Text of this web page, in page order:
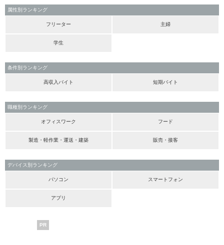
属性別ランキング
フリーター 主婦
学生
条件別ランキング
高収入バイト 短期バイト
職種別ランキング
オフィスワーク フード
製造・軽作業・運送・建築 販売・接客
デバイス別ランキング
パソコン スマートフォン
アプリ
PR